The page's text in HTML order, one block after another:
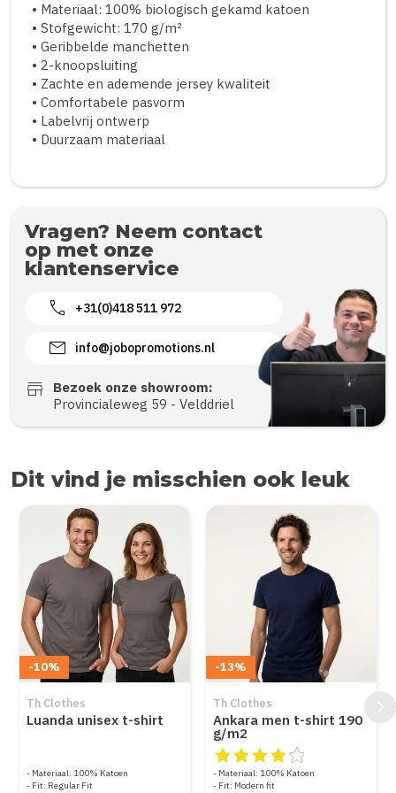
• Materiaal: 100% biologisch gekamd katoen
• Stofgewicht: 170 g/m²
• Geribbelde manchetten
• 2-knoopsluiting
• Zachte en ademende jersey kwaliteit
• Comfortabele pasvorm
• Labelvrij ontwerp
• Duurzaam materiaal
Vragen? Neem contact
op met onze
klantenservice
call +31(0)418 511 972
mail info@jobopromotions.nl
store
Bezoek onze showroom:
Provincialeweg 59 - Velddriel
Dit vind je misschien ook leuk
Items van productcarrousel
-10%
Th Clothes
Luanda unisex t-shirt
Materiaal: 100% Katoen
Fit: Regular Fit
-13%
Th Clothes
Ankara men t-shirt 190
g/m2
De beoordeling van dit
Materiaal: 100% Katoen
Fit: Modern fit